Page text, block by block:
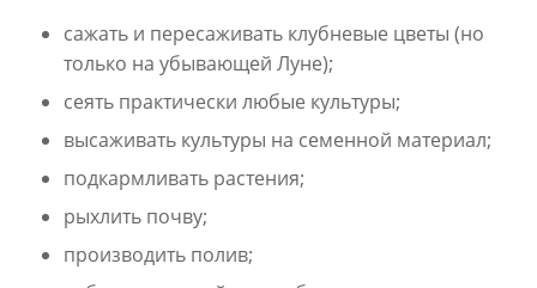
сажать и пересаживать клубневые цветы (но
только на убывающей Луне);
сеять практически любые культуры;
высаживать культуры на семенной материал;
подкармливать растения;
рыхлить почву;
производить полив;